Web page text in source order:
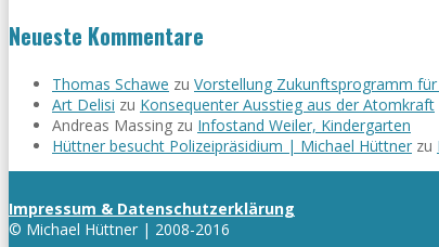
Neueste Kommentare
Thomas Schawe zu Vorstellung Zukunftsprogramm
Art Delisi zu Konsequenter Ausstieg aus der Atomkraft
Andreas Massing zu Infostand Weiler, Kindergarten
Hüttner besucht Polizeipräsidium | Michael Hüttner zu
Impressum & Datenschutzerklärung
© Michael Hüttner | 2008-2016